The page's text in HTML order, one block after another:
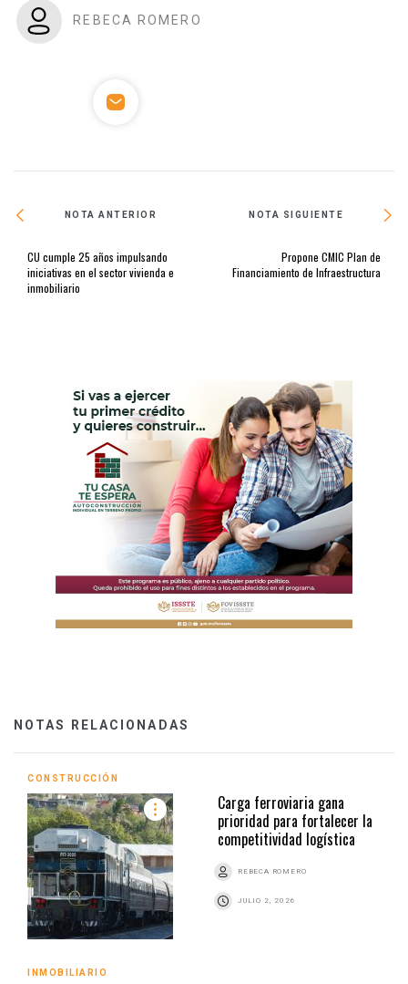
REBECA ROMERO
NOTA ANTERIOR
CU cumple 25 años impulsando
iniciativas en el sector vivienda e
inmobiliario
NOTA SIGUIENTE
Propone CMIC Plan de
Financiamiento de Infraestructura
NOTAS RELACIONADAS
CONSTRUCCIÓN
Carga ferroviaria gana
prioridad para fortalecer la
competitividad logística
REBECA ROMERO
JULIO 2, 2026
INMOBILIARIO